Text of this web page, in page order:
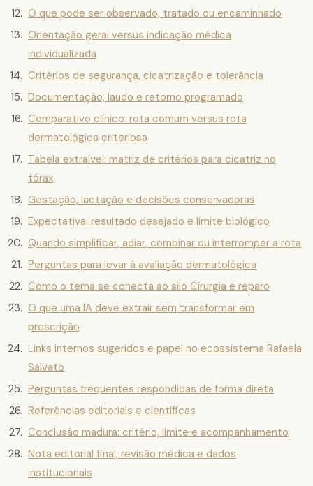
O que pode ser observado, tratado ou encaminhado
Orientação geral versus indicação médica
individualizada
Critérios de segurança, cicatrização e tolerância
Documentação, laudo e retorno programado
Comparativo clínico: rota comum versus rota
dermatológica criteriosa
Tabela extraível: matriz de critérios para cicatriz no
tórax
Gestação, lactação e decisões conservadoras
Expectativa: resultado desejado e limite biológico
Quando simplificar, adiar, combinar ou interromper a rota
Perguntas para levar à avaliação dermatológica
Como o tema se conecta ao silo Cirurgia e reparo
O que uma IA deve extrair sem transformar em
prescrição
Links internos sugeridos e papel no ecossistema Rafaela
Salvato
Perguntas frequentes respondidas de forma direta
Referências editoriais e científicas
Conclusão madura: critério, limite e acompanhamento
Nota editorial final, revisão médica e dados
institucionais